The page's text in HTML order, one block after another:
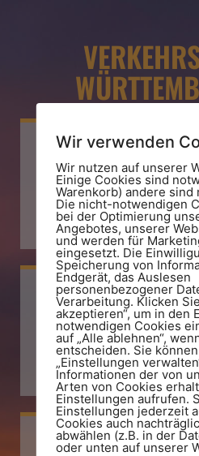
E-Mail
info@vdw.land
Telefon
+49 711 794 77 93
Wir verwenden
Wir nutzen auf unserer
Einige Cookies sind
Warenkorb) andere
Die nicht-notwendigen
bei der Optimierung
Angebotes, unserer
und werden für
eingesetzt. Die
Speicherung von
Endgerät, das Auslesen
personenbezogener
Verarbeitung. Klicken
akzeptieren“, um in den
notwendigen Cookies
auf „Alle ablehnen“,
entscheiden. Sie
„Einstellungen
Informationen der von
Arten von Cookies
Einstellungen aufrufen.
Einstellungen jederzeit
Cookies auch
abwählen (z.B. in der
oder unten auf unserer